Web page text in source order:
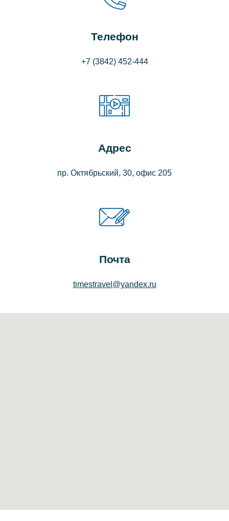
Телефон
+7 (3842) 452-444
Адрес
пр. Октябрьский, 30, офис 205
Почта
timestravel@yandex.ru